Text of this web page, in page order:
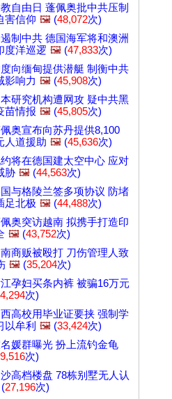
自由日 蓬佩奥批中共压制
害信仰 🖼️ (48,072次)
制中共 德国海军将和澳洲
度洋巡逻 🖼️ (47,833次)
向缅甸提供潜艇 制衡中共
影响力 🖼️ (45,908次)
研究机构遭网攻 疑中共黑
苗情报 🖼️ (45,805次)
奥宣布向苏丹提供8,100
人道援助 🖼️ (45,636次)
将在德国建太空中心 应对
胁 🖼️ (44,563次)
与格陵兰签多项协议 防堵
足北极 🖼️ (44,488次)
奥突访越南 拟携手打造印
🖼️ (43,752次)
商贩被殴打 刀伤管理人致
🖼️ (35,204次)
孕妇买条内裤 被骗16万元
次)
高校用毕业证要挟 强制学
以牟利 🖼️ (33,424次)
媛群曝光 扮上流钓金龟
次)
高档楼盘 78栋别墅无人认
(27,196次)